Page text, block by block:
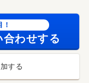
合わせする
する